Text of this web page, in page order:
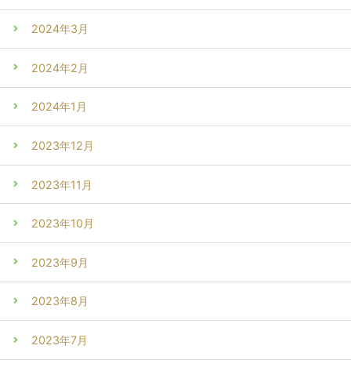
2024年3月
2024年2月
2024年1月
2023年12月
2023年11月
2023年10月
2023年9月
2023年8月
2023年7月